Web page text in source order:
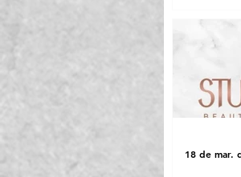
18 de mar.